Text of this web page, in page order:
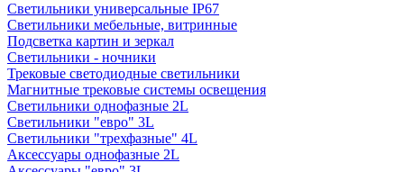
Светильники универсальные IP67
Светильники мебельные, витринные
Подсветка картин и зеркал
Светильники - ночники
Трековые светодиодные светильники
Магнитные трековые системы освещения
Светильники однофазные 2L
Светильники "евро" 3L
Светильники "трехфазные" 4L
Аксессуары однофазные 2L